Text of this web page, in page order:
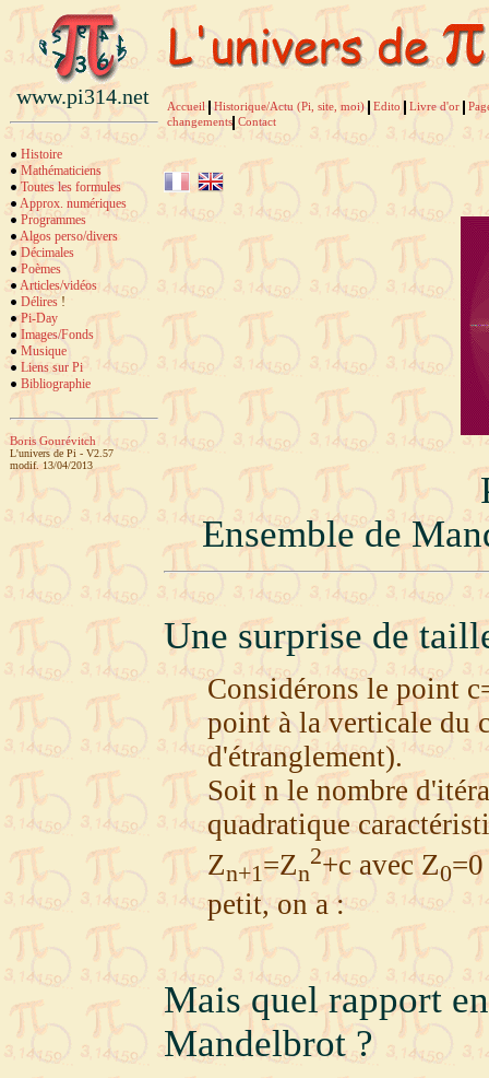
www.pi314.net
Histoire
Mathématiciens
Toutes les formules
Approx. numériques
Programmes
Algos perso/divers
Décimales
Poèmes
Articles/vidéos
Délires !
Pi-Day
Images/Fonds
Musique
Liens sur Pi
Bibliographie
Boris Gourévitch
L'univers de Pi - V2.57
modif. 13/04/2013
Accueil Historique/Actu (Pi, site, moi) Edito Livre d'or
changements Contact
Ensemble de
Une surprise de
Considérons le point
point à la verticale du
d'étranglement).
Soit n le nombre
quadratique
Zn+1 =Zn
2+c avec Z0
petit, on a :
Mais quel rapport
Mandelbrot ?